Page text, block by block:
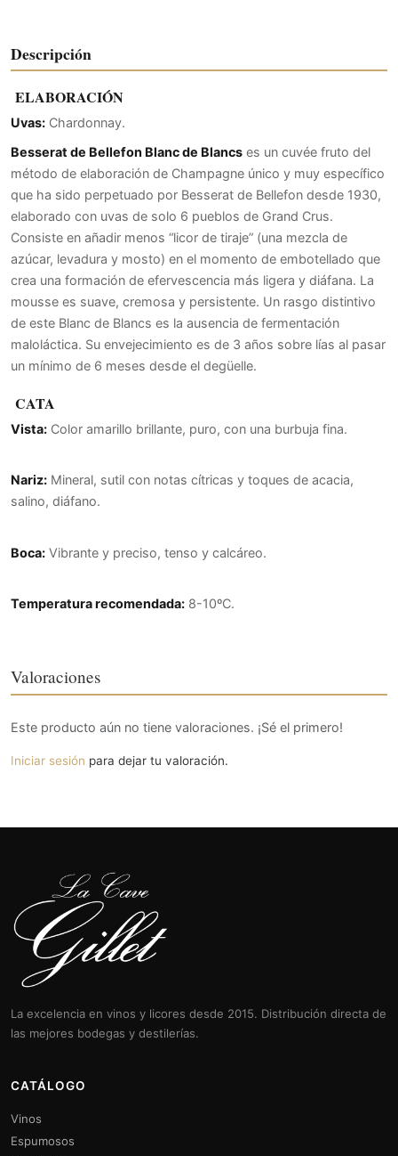
Descripción
ELABORACIÓN
Uvas: Chardonnay.
Besserat de Bellefon Blanc de Blancs es un cuvée fruto del
método de elaboración de Champagne único y muy específico
que ha sido perpetuado por Besserat de Bellefon desde 1930,
elaborado con uvas de solo 6 pueblos de Grand Crus.
Consiste en añadir menos “licor de tiraje” (una mezcla de
azúcar, levadura y mosto) en el momento de embotellado que
crea una formación de efervescencia más ligera y diáfana. La
mousse es suave, cremosa y persistente. Un rasgo distintivo
de este Blanc de Blancs es la ausencia de fermentación
maloláctica. Su envejecimiento es de 3 años sobre lías al pasar
un mínimo de 6 meses desde el degüelle.
CATA
Vista: Color amarillo brillante, puro, con una burbuja fina.
Nariz: Mineral, sutil con notas cítricas y toques de acacia,
salino, diáfano.
Boca: Vibrante y preciso, tenso y calcáreo.
Temperatura recomendada: 8-10ºC.
Valoraciones
Este producto aún no tiene valoraciones. ¡Sé el primero!
Iniciar sesión para dejar tu valoración.
La excelencia en vinos y licores desde 2015. Distribución directa de
las mejores bodegas y destilerías.
CATÁLOGO
Vinos
Espumosos